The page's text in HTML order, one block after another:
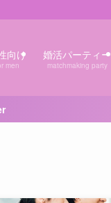
向け
men
婚活パーティー
matchmaking party